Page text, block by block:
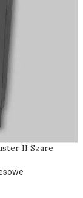
II Szare